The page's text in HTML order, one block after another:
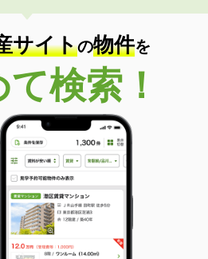
サイトの物件を
検索！